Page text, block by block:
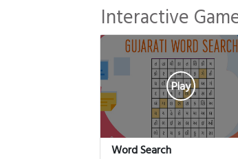
Interactive
Play
Word Search